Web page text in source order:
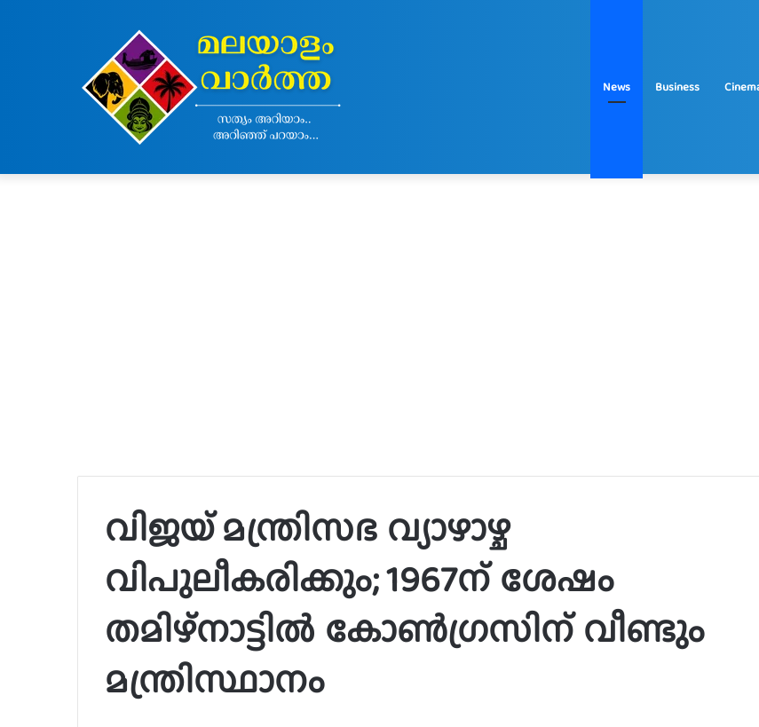
News Business
വിജയ് മന്ത്രിസഭ വ്യാഴാഴ്ച
വിപുലീകരിക്കും; 1967ന് ശേഷം
തമിഴ്നാട്ടിൽ കോൺഗ്രസിന് വീണ്ടും
മന്ത്രിസ്ഥാനം